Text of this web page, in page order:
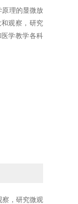
理的显微放
观察，研究
学教学各科
，研究微观